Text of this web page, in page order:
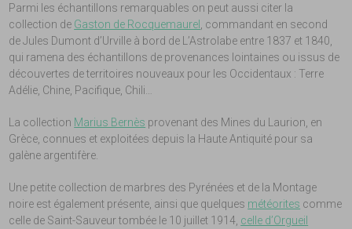
Parmi les échantillons remarquables on peut aussi citer la
collection de Gaston de Rocquemaurel
, commandant en second
de Jules Dumont d’Urville à bord de L’Astrolabe entre 1837 et 1840,
qui ramena des échantillons de provenances lointaines ou issus de
découvertes de territoires nouveaux pour les Occidentaux : Terre
Adélie, Chine, Pacifique, Chili…
La collection Marius Bernès provenant des Mines du Laurion, en
Grèce, connues et exploitées depuis la Haute Antiquité pour sa
galène argentifère.
Une petite collection de marbres des Pyrénées et de la Montage
noire est également présente, ainsi que quelques météorites comme
celle de Saint-Sauveur tombée le 10 juillet 1914, celle d’Orgueil